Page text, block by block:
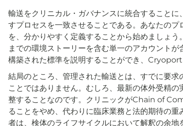
輸送をクリニカル・ガバナンスに統合すること
すプロセスを一致させることである。あなたの
を、分かりやすく定義することから始めましょ
までの環境ストーリーを含む単一のアカウント
構築された標準を説明することができ、
結局のところ、管理された輸送とは、すでに要
ことではありません。むしろ、最新の体外受精
整することなのです。クリニックがChain of
ることをやめ、代わりに臨床業務と法的期待の
者は、検体のライフサイクルにおいて解釈の余